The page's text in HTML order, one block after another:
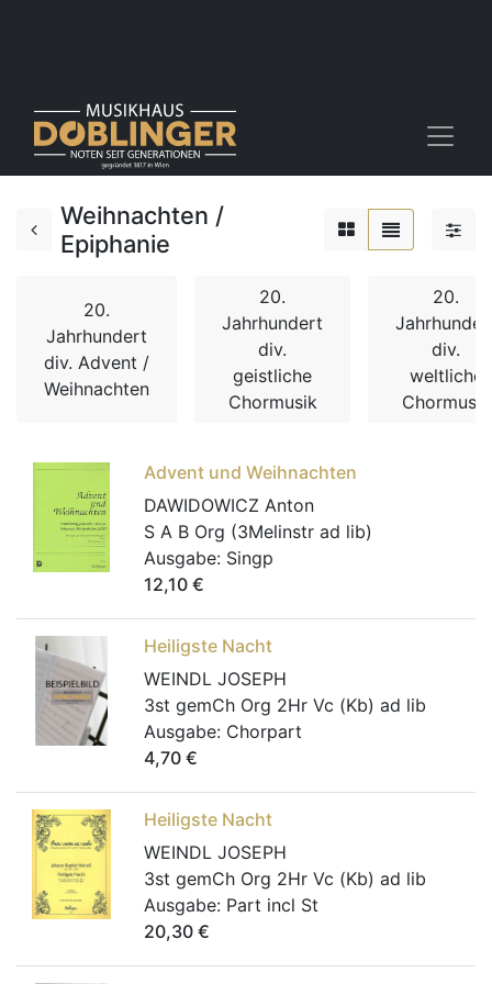
Weihnachten /
Epiphanie
20.
Jahrhundert
div. Advent /
Weihnachten
20.
Jahrhundert
div.
geistliche
Chormusik
20.
div.
weltliche
Chormusik
Advent und Weihnachten
DAWIDOWICZ Anton
S A B Org (3Melinstr ad lib)
Ausgabe: Singp
12,10 €
Heiligste Nacht
WEINDL JOSEPH
3st gemCh Org 2Hr Vc (Kb) ad lib
Ausgabe: Chorpart
4,70 €
Heiligste Nacht
WEINDL JOSEPH
3st gemCh Org 2Hr Vc (Kb) ad lib
Ausgabe: Part incl St
20,30 €